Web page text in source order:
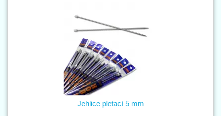
Jehlice pletací 5 mm